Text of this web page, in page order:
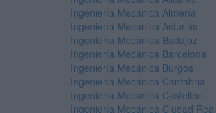
Ingeniería Mecánica Almería
Ingeniería Mecánica Asturias
Ingeniería Mecánica Badajoz
Ingeniería Mecánica Barcelona
Ingeniería Mecánica Burgos
Ingeniería Mecánica Cantabria
Ingeniería Mecánica Castellón
Ingeniería Mecánica Ciudad Real